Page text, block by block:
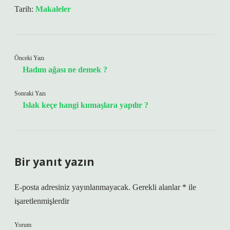
Tarih: Makaleler
Önceki Yazı
Hadım ağası ne demek ?
Sonraki Yazı
Islak keçe hangi kumaşlara yapılır ?
Bir yanıt yazın
E-posta adresiniz yayınlanmayacak. Gerekli alanlar * ile
işaretlenmişlerdir
Yorum